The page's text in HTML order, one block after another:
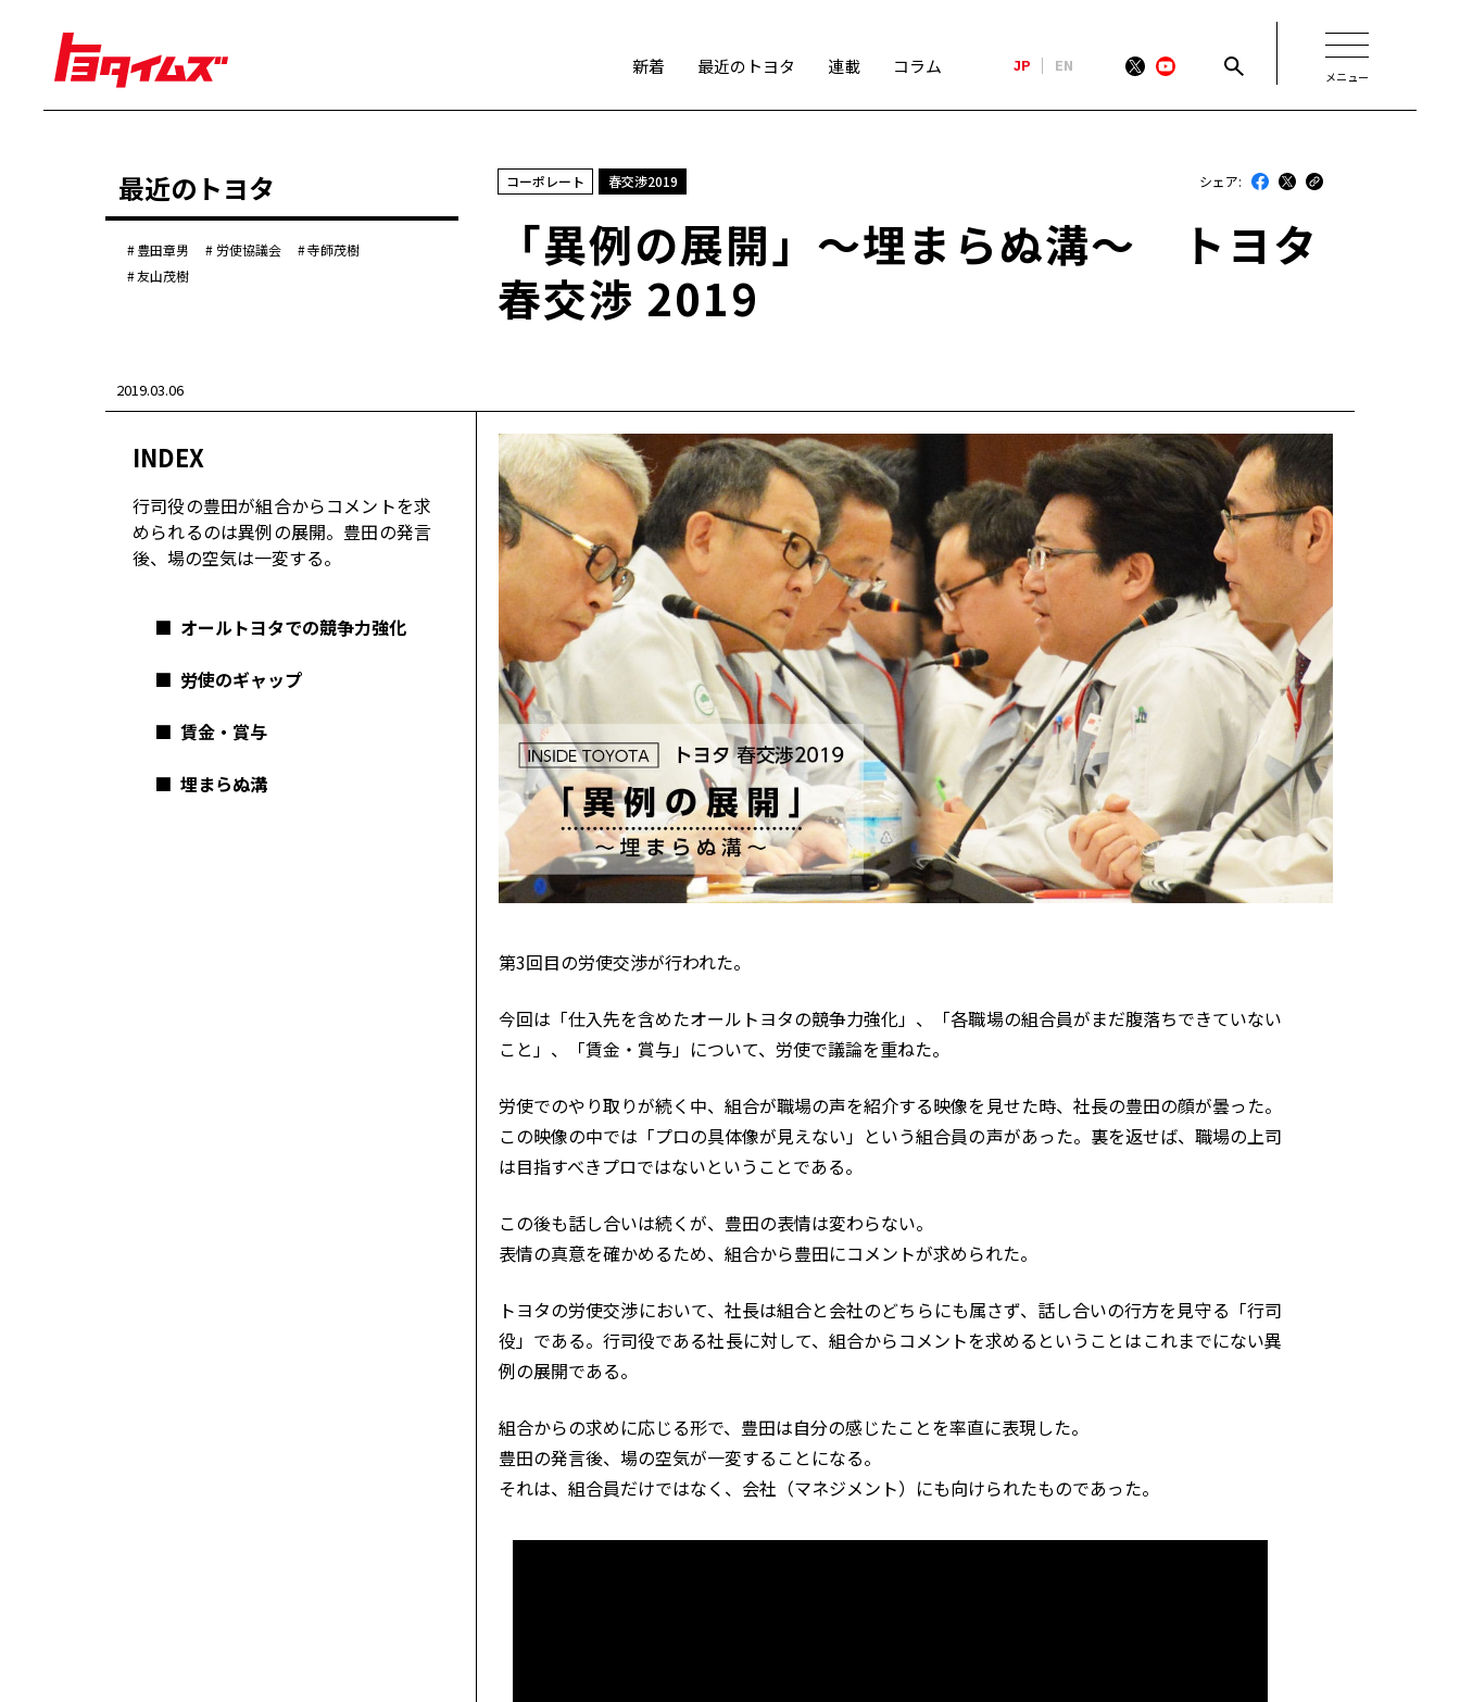
新着 最近のトヨタ 連載 コラム JP EN
メニュー
豊田章男 佐藤恒治 決算 株主総会
労使協議会
スポーツ
WRC TOYOTA GAZOO Racing
センチュリー
コーポレート
モビリティカンパニー トヨタグローバル
日本自動車工業会（自工会）
最近のトヨタ
トヨタイムズビジネス
トヨタイムズスポーツ
トヨタイムズPodcast
SDGs
最近のトヨタ
豊田章男 労使協議会
寺師茂樹
友山茂樹
コーポレート 春交渉2019 シェア:
「異例の展開」～埋まらぬ溝～ トヨタ
春交渉 2019
2019.03.06
INDEX
行司役の豊田が組合からコメントを求
められるのは異例の展開。豊田の発言
後、場の空気は一変する。
■ オールトヨタでの競争力強化
■ 労使のギャップ
■ 賃金・賞与
■ 埋まらぬ溝
第3回目の労使交渉が行われた。
今回は「仕入先を含めたオールトヨタの競争力強化」、「各職場の組合員がまだ腹落ちできていない
こと」、「賃金・賞与」について、労使で議論を重ねた。
労使でのやり取りが続く中、組合が職場の声を紹介する映像を見せた時、社長の豊田の顔が曇った。
この映像の中では「プロの具体像が見えない」という組合員の声があった。裏を返せば、職場の上司
は目指すべきプロではないということである。
この後も話し合いは続くが、豊田の表情は変わらない。
表情の真意を確かめるため、組合から豊田にコメントが求められた。
トヨタの労使交渉において、社長は組合と会社のどちらにも属さず、話し合いの行方を見守る「行司
役」である。行司役である社長に対して、組合からコメントを求めるということはこれまでにない異
例の展開である。
組合からの求めに応じる形で、豊田は自分の感じたことを率直に表現した。
豊田の発言後、場の空気が一変することになる。
それは、組合員だけではなく、会社（マネジメント）にも向けられたものであった。